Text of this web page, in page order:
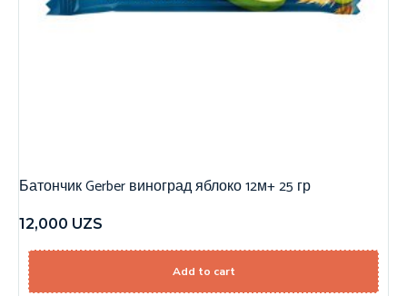
Батончик Gerber виноград яблоко 12м+ 25 гр
12,000 UZS
Add to cart